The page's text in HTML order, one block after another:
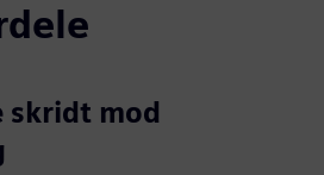
skridt mod